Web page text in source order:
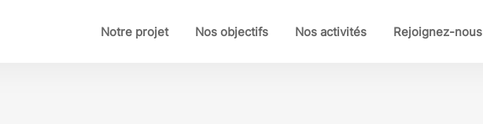
Notre projet Nos objectifs Nos activités Rejoignez-nous